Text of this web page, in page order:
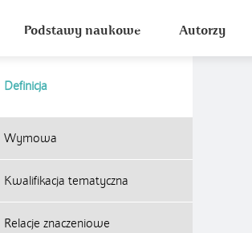
Podstawy naukowe Autorzy
Definicja
Wymowa
Kwalifikacja tematyczna
Relacje znaczeniowe